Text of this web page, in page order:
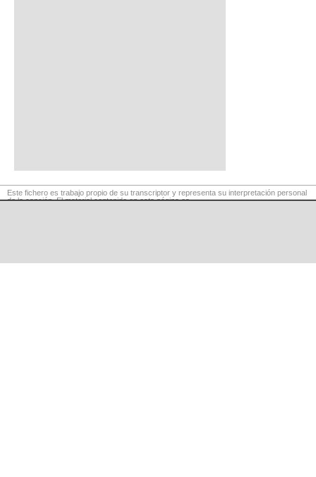
Este fichero es trabajo propio de su transcriptor y representa su interpretación personal
de la canción. El material contenido en esta página es